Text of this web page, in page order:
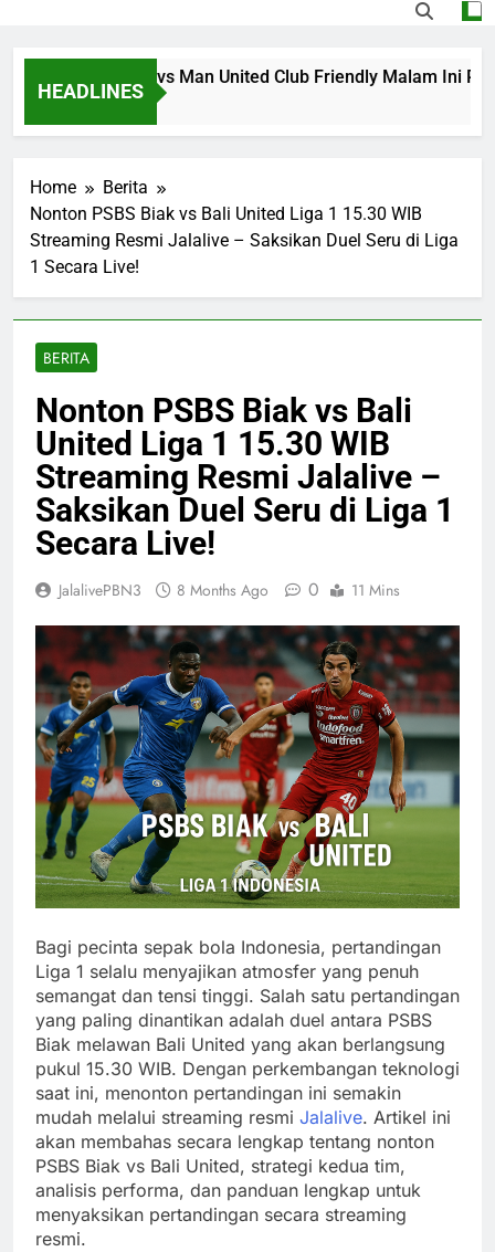
HEADLINES
PSG vs Man United Club Friendly Malam Ini
Home
Berita
Nonton PSBS Biak vs Bali United Liga 1 15.30 WIB
Streaming Resmi Jalalive – Saksikan Duel Seru di Liga
1 Secara Live!
BERITA
Nonton PSBS Biak vs Bali
United Liga 1 15.30 WIB
Streaming Resmi Jalalive –
Saksikan Duel Seru di Liga 1
Secara Live!
JalalivePBN3 8 Months Ago 0 11 Mins
Bagi pecinta sepak bola Indonesia, pertandingan
Liga 1 selalu menyajikan atmosfer yang penuh
semangat dan tensi tinggi. Salah satu pertandingan
yang paling dinantikan adalah duel antara PSBS
Biak melawan Bali United yang akan berlangsung
pukul 15.30 WIB. Dengan perkembangan teknologi
saat ini, menonton pertandingan ini semakin
mudah melalui streaming resmi Jalalive. Artikel ini
akan membahas secara lengkap tentang nonton
PSBS Biak vs Bali United, strategi kedua tim,
analisis performa, dan panduan lengkap untuk
menyaksikan pertandingan secara streaming
resmi.